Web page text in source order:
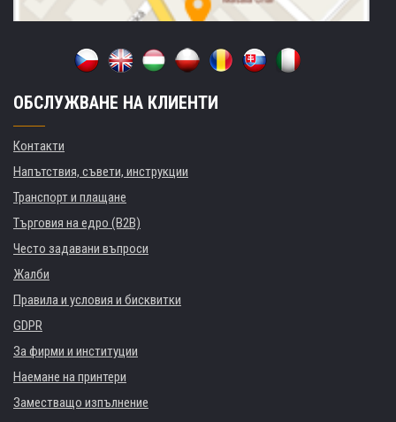
ОБСЛУЖВАНЕ НА КЛИЕНТИ
Контакти
Напътствия, съвети, инструкции
Транспорт и плащане
Търговия на едро (B2B)
Често задавани въпроси
Жалби
Правила и условия и бисквитки
GDPR
За фирми и институции
Наемане на принтери
Заместващо изпълнение